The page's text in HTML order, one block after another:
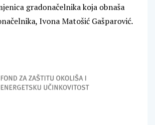
gradonačelnika koja obnaša
Ivona Matošić Gašparović.